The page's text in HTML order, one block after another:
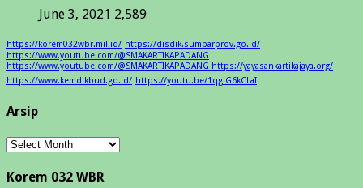
June 3, 2021 2,589
https://korem032wbr.mil.id/ https://disdik.sumbarprov.go.id/
https://www.youtube.com/@SMAKARTIKAPADANG
https://www.youtube.com/@SMAKARTIKAPADANG https://yayasankartikajaya.org/
https://www.kemdikbud.go.id/ https://youtu.be/1qgiG6kCLaI
Arsip
Arsip
Korem 032 WBR